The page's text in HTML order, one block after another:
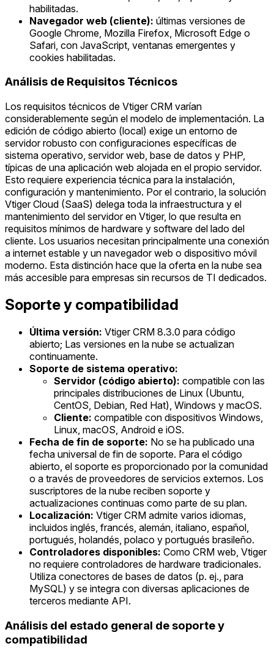
habilitadas.
Navegador web (cliente): últimas versiones de
Google Chrome, Mozilla Firefox, Microsoft Edge o
Safari, con JavaScript, ventanas emergentes y
cookies habilitadas.
Análisis de Requisitos Técnicos
Los requisitos técnicos de Vtiger CRM varían
considerablemente según el modelo de implementación. La
edición de código abierto (local) exige un entorno de
servidor robusto con configuraciones específicas de
sistema operativo, servidor web, base de datos y PHP,
típicas de una aplicación web alojada en el propio servidor.
Esto requiere experiencia técnica para la instalación,
configuración y mantenimiento. Por el contrario, la solución
Vtiger Cloud (SaaS) delega toda la infraestructura y el
mantenimiento del servidor en Vtiger, lo que resulta en
requisitos mínimos de hardware y software del lado del
cliente. Los usuarios necesitan principalmente una conexión
a internet estable y un navegador web o dispositivo móvil
moderno. Esta distinción hace que la oferta en la nube sea
más accesible para empresas sin recursos de TI dedicados.
Soporte y compatibilidad
Última versión: Vtiger CRM 8.3.0 para código
abierto; Las versiones en la nube se actualizan
continuamente.
Soporte de sistema operativo:
Servidor (código abierto): compatible con las
principales distribuciones de Linux (Ubuntu,
CentOS, Debian, Red Hat), Windows y macOS.
Cliente: compatible con dispositivos Windows,
Linux, macOS, Android e iOS.
Fecha de fin de soporte: No se ha publicado una
fecha universal de fin de soporte. Para el código
abierto, el soporte es proporcionado por la comunidad
o a través de proveedores de servicios externos. Los
suscriptores de la nube reciben soporte y
actualizaciones continuas como parte de su plan.
Localización: Vtiger CRM admite varios idiomas,
incluidos inglés, francés, alemán, italiano, español,
portugués, holandés, polaco y portugués brasileño.
Controladores disponibles: Como CRM web, Vtiger
no requiere controladores de hardware tradicionales.
Utiliza conectores de bases de datos (p. ej., para
MySQL) y se integra con diversas aplicaciones de
terceros mediante API.
Análisis del estado general de soporte y
compatibilidad